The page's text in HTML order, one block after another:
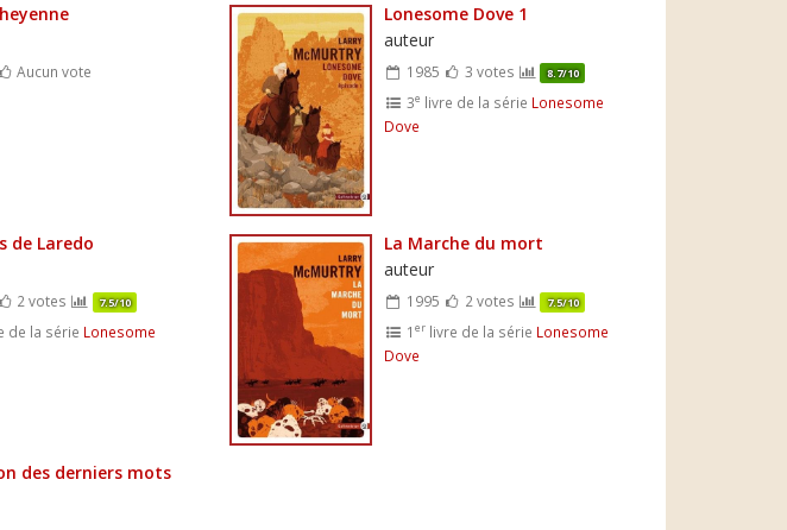
Aucun vote
Lonesome Dove 1
auteur
1985 3 votes 8.7/10
3e livre de la série Lonesome
Dove
de Laredo
2 votes 7.5/10
de la série Lonesome
La Marche du mort
auteur
1995 2 votes 7.5/10
1 erlivre de la série Lonesome
Dove
des derniers mots